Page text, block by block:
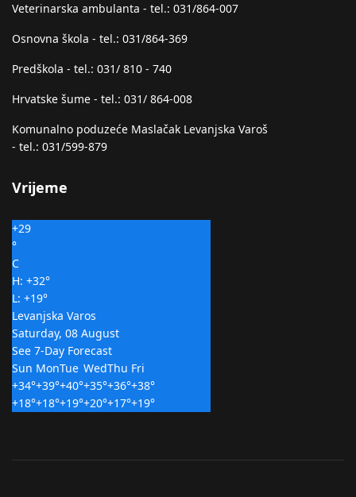
Veterinarska ambulanta - tel.: 031/864-007
Osnovna škola - tel.: 031/864-369
Predškola - tel.: 031/ 810 - 740
Hrvatske šume - tel.: 031/ 864-008
Komunalno poduzeće Maslačak Levanjska Varoš
- tel.: 031/599-879
Vrijeme
+29
°
C
H: +32°
L: +19°
Levanjska Varos
Saturday, 08 August
See 7-Day Forecast
Sun MonTue WedThu Fri
+34°+39°+40°+35°+36°+38°
+18°+18°+19°+20°+17°+19°